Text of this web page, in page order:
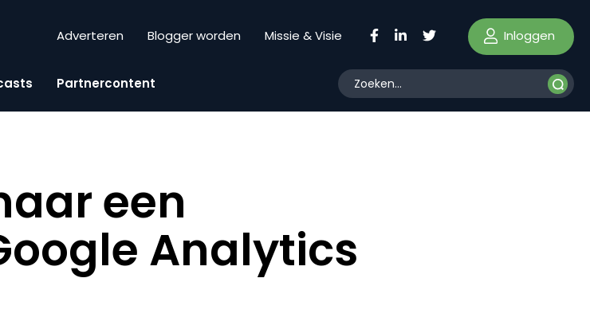
Adverteren Blogger worden Missie & Visie Inloggen
Partnercontent
een
Analytics